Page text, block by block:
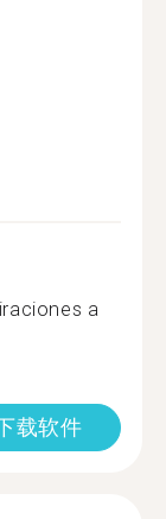
a
载软件